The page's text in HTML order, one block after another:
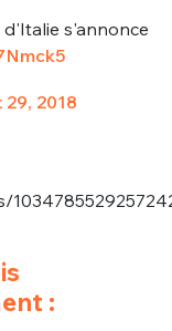
d'Italie s'annonce
29, 2018
: